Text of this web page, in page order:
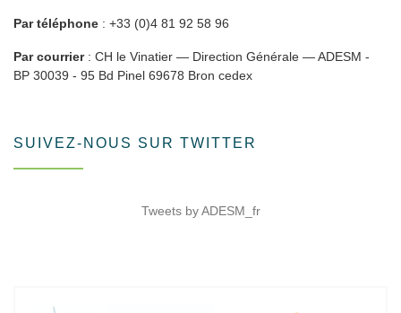
Par téléphone : +33 (0)4 81 92 58 96
Par courrier: CH le Vinatier — Direction Générale — ADESM -
BP 30039 - 95 Bd Pinel 69678 Bron cedex
SUIVEZ-NOUS SUR TWITTER
Tweets by ADESM_fr